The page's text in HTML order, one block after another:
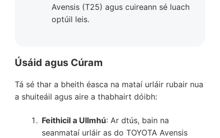
Avensis (T25) agus cuireann sé luach
optúil leis.
Úsáid agus Cúram
Tá sé thar a bheith éasca na mataí urláir rubair nua
a shuiteáil agus aire a thabhairt dóibh:
Feithicil a Ullmhú: Ar dtús, bain na
seanmataí urláir as do TOYOTA Avensis